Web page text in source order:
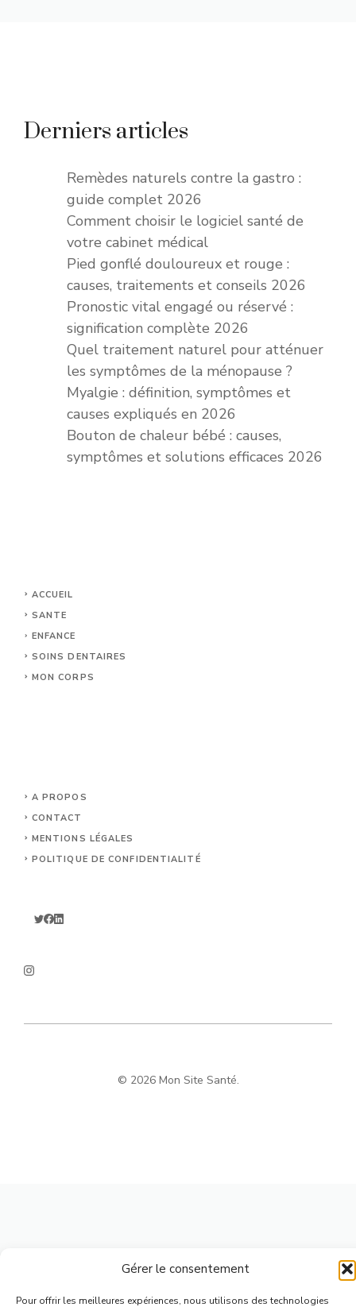
Gérer le consentement
Pour offrir les meilleures expériences, nous utilisons des technologies
Derniers articles
Remèdes naturels contre la gastro :
guide complet 2026
Comment choisir le logiciel santé de
votre cabinet médical
Pied gonflé douloureux et rouge :
causes, traitements et conseils 2026
Pronostic vital engagé ou réservé :
signification complète 2026
Quel traitement naturel pour atténuer
les symptômes de la ménopause ?
Myalgie : définition, symptômes et
causes expliqués en 2026
Bouton de chaleur bébé : causes,
symptômes et solutions efficaces 2026
ACCUEIL
SANTE
ENFANCE
SOINS DENTAIRES
MON CORPS
A PROPOS
CONTACT
MENTIONS LÉGALES
POLITIQUE DE CONFIDENTIALITÉ
© 2026 Mon Site Santé.